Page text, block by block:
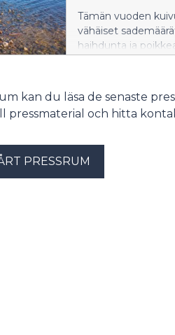
järviä 20–30 cm.
Tämän vuoden
vähäiset
haihdunta ja
Suomessa.
kan du läsa de senaste
pressmaterial och hitta
PRESSRUM